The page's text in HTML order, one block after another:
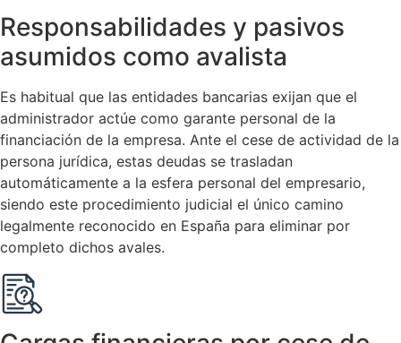
Responsabilidades y pasivos
asumidos como avalista
Es habitual que las entidades bancarias exijan que el
administrador actúe como garante personal de la
financiación de la empresa. Ante el cese de actividad de la
persona jurídica, estas deudas se trasladan
automáticamente a la esfera personal del empresario,
siendo este procedimiento judicial el único camino
legalmente reconocido en España para eliminar por
completo dichos avales.